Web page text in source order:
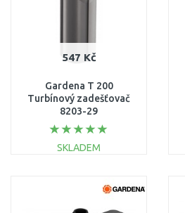
547 Kč
Gardena T 200
Turbínový zadešťovač
8203-29
SKLADEM